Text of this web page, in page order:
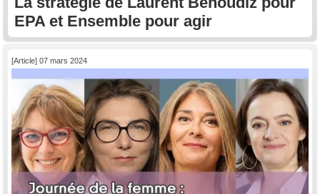
EPA et Ensemble pour agir
[Article] 07 mars 2024